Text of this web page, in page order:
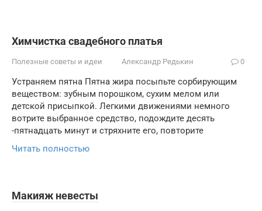
Химчистка свадебного платья
Полезные советы и идеи Александр Редькин 0
Устраняем пятна Пятна жира посыпьте сорбирующим
веществом: зубным порошком, сухим мелом или
детской присыпкой. Легкими движениями немного
вотрите выбранное средство, подождите десять
-пятнадцать минут и стряхните его, повторите
Читать полностью
Макияж невесты